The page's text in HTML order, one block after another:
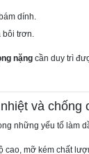
dính.
bôi trơn.
nặng cần duy trì
và chống
những yếu tố làm
cao, mỡ kém chất